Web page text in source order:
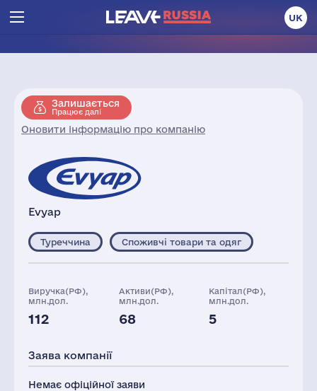
UK
Залишається
Працює далі
Оновити інформацію про компанію
Evyap
Туреччина Споживчі товари та одяг
Виручка(РФ),
млн.дол.
112
Активи(РФ),
млн.дол.
68
Капітал(РФ),
млн.дол.
5
94
Заява компанії
Немає офіційної заяви